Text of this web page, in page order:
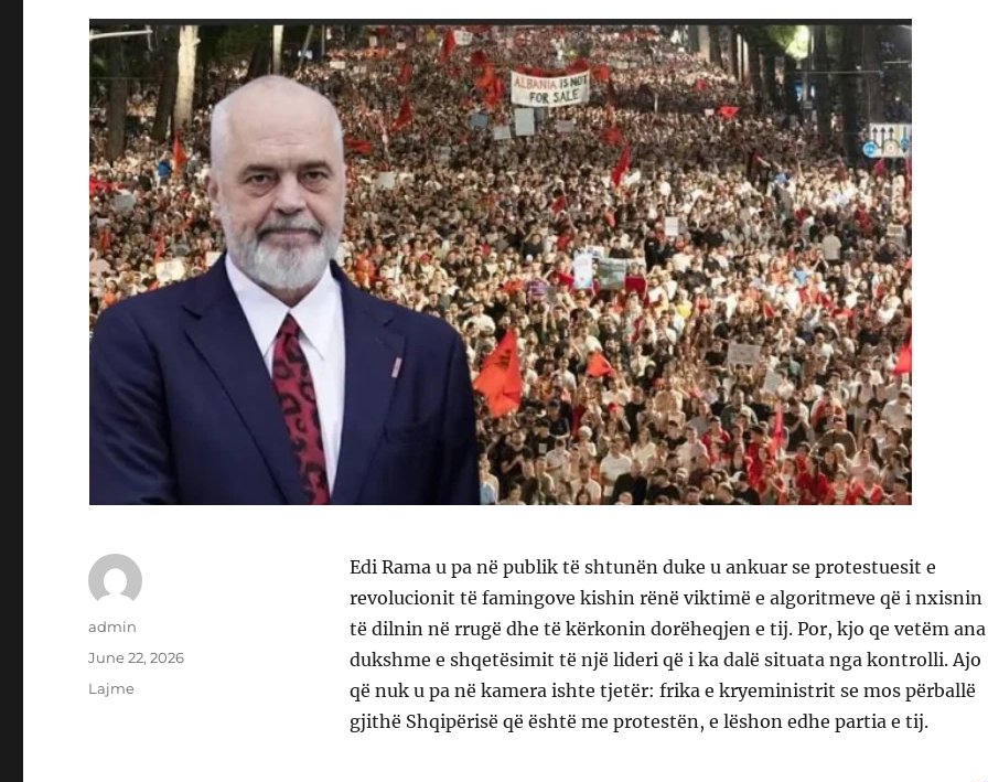
Edi Rama u pa në publik të shtunën duke u ankuar se protestuesit e
revolucionit të famingove kishin rënë viktimë e algoritmeve që i nxisnin
të dilnin në rrugë dhe të kërkonin dorëheqjen e tij. Por, kjo qe vetëm ana
dukshme e shqetësimit të një lideri që i ka dalë situata nga kontrolli. Ajo
që nuk u pa në kamera ishte tjetër: frika e kryeministrit se mos përballë
gjithë Shqipërisë që është me protestën, e lëshon edhe partia e tij.
Author
admin
Posted
June 22, 2026
Categories
Lajme